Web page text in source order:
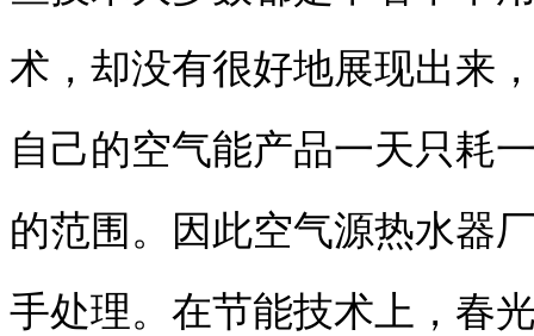
术，却没有很好地展现出来
自己的空气能产品一天只耗
的范围。因此空气源热水器
手处理。在节能技术上，春